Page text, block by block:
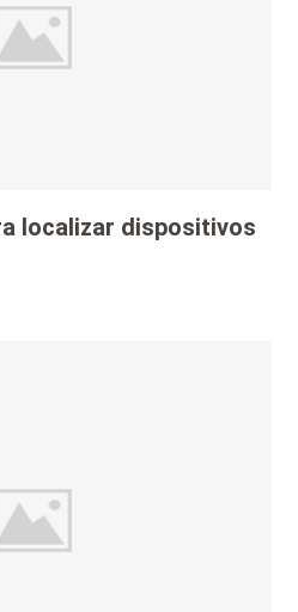
localizar dispositivos